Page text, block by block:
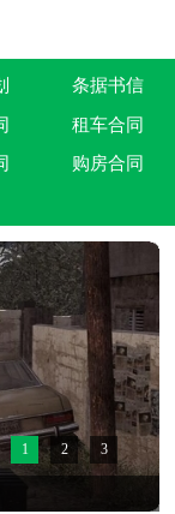
条据书信
买卖类合同
租售类合同
租车合同
购房合同
1 2 3